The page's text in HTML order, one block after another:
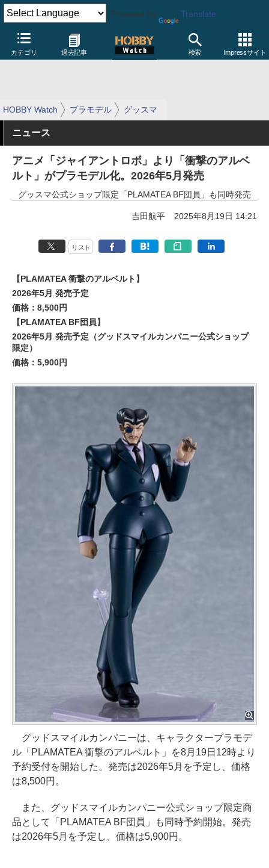
Powered by Translate
カテゴリ 過去記事 検索 Impressサイト
HOBBY Watch プラモデル グッスマ
ニュース
アニメ「ジャイアントロボ」より「衝撃のアルベ
ルト」がプラモデル化。2026年5月発売
グッスマ公式ショップ限定「PLAMATEA BF団員」も同時発売
吉田航平 2025年8月19日 14:21
リスト
【PLAMATEA 衝撃のアルベルト】
2026年5月 発売予定
価格：8,500円
【PLAMATEA BF団員】
2026年5月 発売予定（グッドスマイルカンパニー公式ショップ
限定）
価格：5,900円
グッドスマイルカンパニーは、キャラクタープラモデ
ル「PLAMATEA 衝撃のアルベルト」を8月19日12時より
予約受付を開始した。発売は2026年5月を予定し、価格
は8,500円。
また、グッドスマイルカンパニー公式ショップ限定商
品として「PLAMATEA BF団員」も同時予約開始。発売
は2026年5月を予定し、価格は5,900円。